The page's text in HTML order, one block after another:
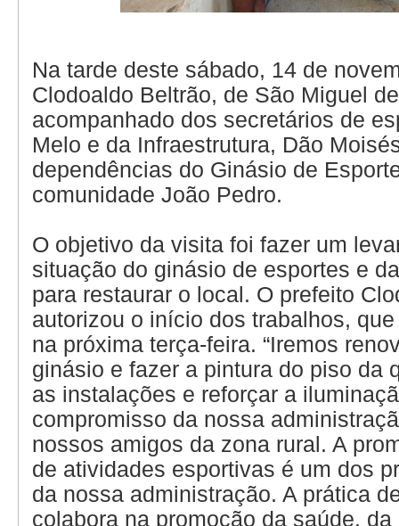
Na tarde deste sábado, 14 de
Clodoaldo Beltrão, de São Miguel
acompanhado dos secretários de
Melo e da Infraestrutura, Dão
dependências do Ginásio de
comunidade João Pedro.
O objetivo da visita foi fazer um
situação do ginásio de esportes e
para restaurar o local. O prefeito
autorizou o início dos trabalhos,
na próxima terça-feira. “Iremos
ginásio e fazer a pintura do piso da
as instalações e reforçar a
compromisso da nossa
nossos amigos da zona rural. A
de atividades esportivas é um dos
da nossa administração. A prática
colabora na promoção da saúde,